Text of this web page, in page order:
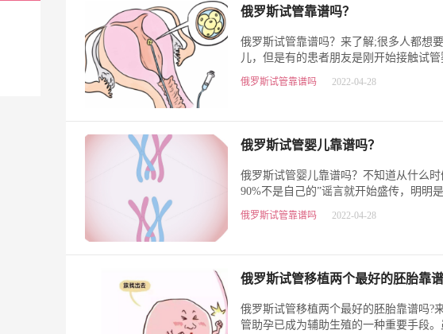
俄罗斯试管靠谱吗？
俄罗斯试管靠谱吗？来了解;很多人都想
儿，但是有的患者朋友是刚开始接触试
很了解，在对于俄罗斯试管婴…
俄罗斯试管靠谱吗 2022-04-28
俄罗斯试管婴儿靠谱吗？
俄罗斯试管婴儿靠谱吗？不知道从什么
90%不是自己的”谣言就开始盛传，明明
然有人天真的相信，还有人就…
俄罗斯试管靠谱吗 2022-04-28
俄罗斯​试管移植两个最好的胚胎靠
俄罗斯试管移植两个最好的胚胎靠谱吗
管助孕已成为辅助生殖的一种重要手段